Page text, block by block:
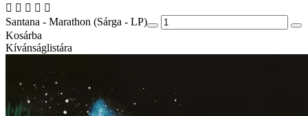
Santana - Marathon (Sárga - LP)
Kosárba
Kívánságlistára